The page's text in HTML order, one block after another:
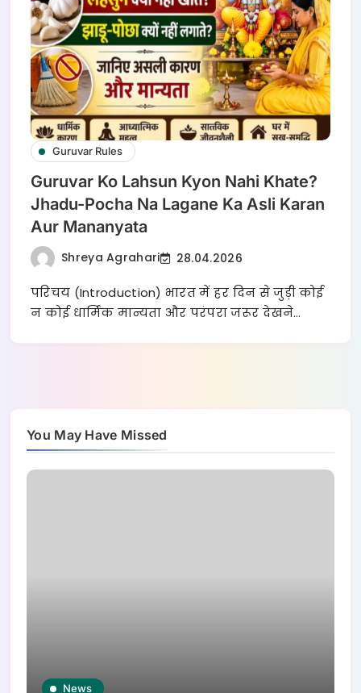
Guruvar Rules
Guruvar Ko Lahsun Kyon Nahi Khate?
Jhadu-Pocha Na Lagane Ka Asli Karan
Aur Mananyata
Shreya Agrahari 28.04.2026
परिचय (Introduction) भारत में हर दिन से जुड़ी कोई
न कोई धार्मिक मान्यता और परंपरा जरूर देखने…
You May Have Missed
News